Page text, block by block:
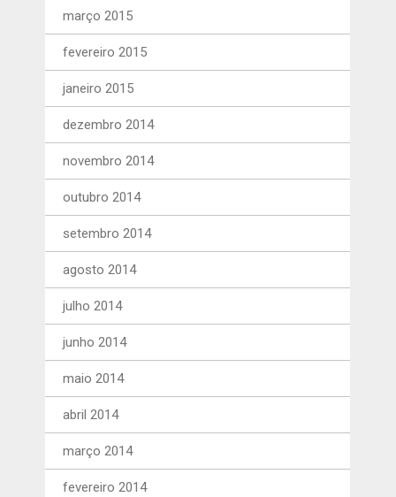
março 2015
fevereiro 2015
janeiro 2015
dezembro 2014
novembro 2014
outubro 2014
setembro 2014
agosto 2014
julho 2014
junho 2014
maio 2014
abril 2014
março 2014
fevereiro 2014